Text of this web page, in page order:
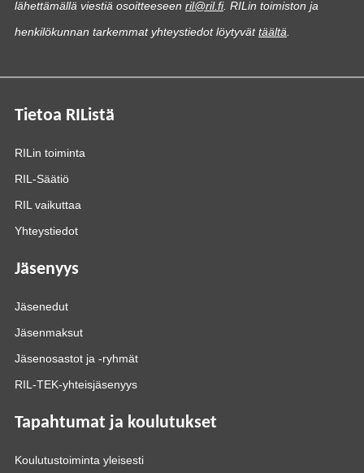
lähettämällä viestiä osoitteeseen ril@ril.fi. RILin toimiston ja
henkilökunnan tarkemmat yhteystiedot löytyvättäältä
Tietoa RIListä
RILin toiminta
RIL-Säätiö
RIL vaikuttaa
Yhteystiedot
Jäsenyys
Jäsenedut
Jäsenmaksut
Jäsenosastot ja -ryhmät
RIL-TEK-yhteisjäsenyys
Tapahtumat ja koulutukset
Koulutustoiminta yleisesti